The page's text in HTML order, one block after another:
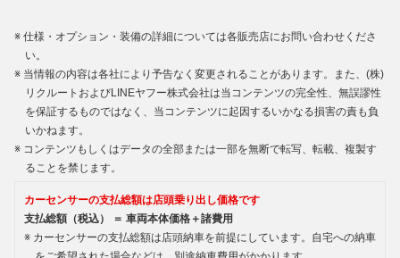
仕様・オプション・装備の詳細については各販売店にお問い合わせくださ
い。
当情報の内容は各社により予告なく変更されることがあります。また、(株)
リクルートおよびLINEヤフー株式会社は当コンテンツの完全性、無誤謬性
を保証するものではなく、当コンテンツに起因するいかなる損害の責も負
いかねます。
コンテンツもしくはデータの全部または一部を無断で転写、転載、複製す
ることを禁じます。
カーセンサーの支払総額は店頭乗り出し価格です
支払総額（税込） ＝ 車両本体価格＋諸費用
カーセンサーの支払総額は店頭納車を前提にしています。自宅への納車